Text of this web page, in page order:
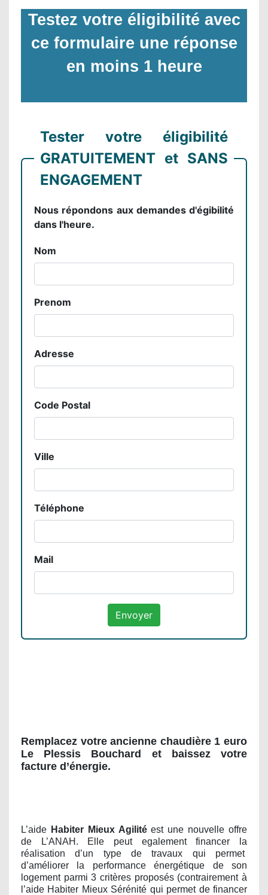
Testez votre éligibilité avec
ce formulaire une réponse
en moins 1 heure
Tester votre éligibilité
GRATUITEMENT et SANS
ENGAGEMENT
Nous répondons aux demandes d'égibilité
dans l'heure.
Nom
Prenom
Adresse
Code Postal
Ville
Téléphone
Mail
Remplacez votre ancienne chaudière 1 euro
Le Plessis Bouchard et baissez votre
facture d’énergie.
L’aide Habiter Mieux Agilitéest une nouvelle offre
de L’ANAH. Elle peut egalement financer la
réalisation d’un type de travaux qui permet
d’améliorer la performance énergétique de son
logement parmi 3 critères proposés (contrairement à
l’aide Habiter Mieux Sérénité qui permet de financer